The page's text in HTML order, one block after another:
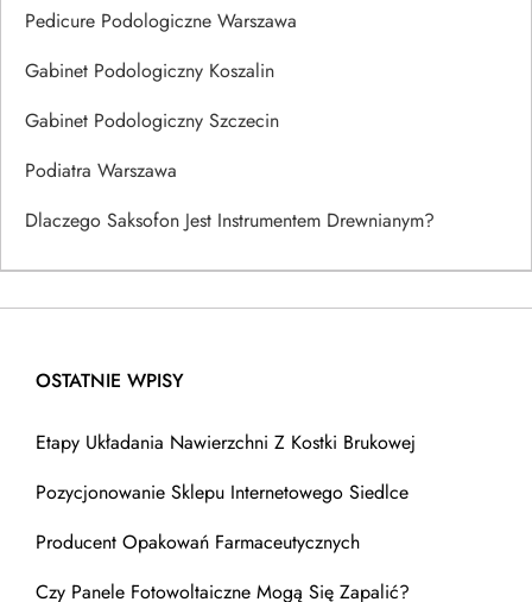
Pedicure Podologiczne Warszawa
Gabinet Podologiczny Koszalin
Gabinet Podologiczny Szczecin
Podiatra Warszawa
Dlaczego Saksofon Jest Instrumentem Drewnianym?
OSTATNIE WPISY
Etapy Układania Nawierzchni Z Kostki Brukowej
Pozycjonowanie Sklepu Internetowego Siedlce
Producent Opakowań Farmaceutycznych
Czy Panele Fotowoltaiczne Mogą Się Zapalić?